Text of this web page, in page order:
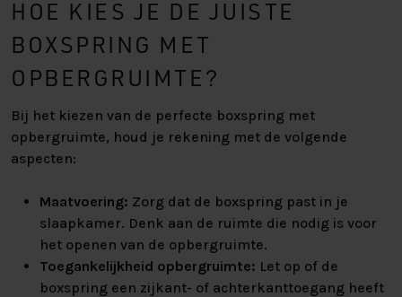
HOE KIES JE DE JUISTE
BOXSPRING MET
OPBERGRUIMTE?
Bij het kiezen van de perfecte boxspring met
opbergruimte, houd je rekening met de volgende
aspecten:
Maatvoering: Zorg dat de boxspring past in je
slaapkamer. Denk aan de ruimte die nodig is voor
het openen van de opbergruimte.
Toegankelijkheid opbergruimte: Let op of de
boxspring een zijkant- of achterkanttoegang heeft